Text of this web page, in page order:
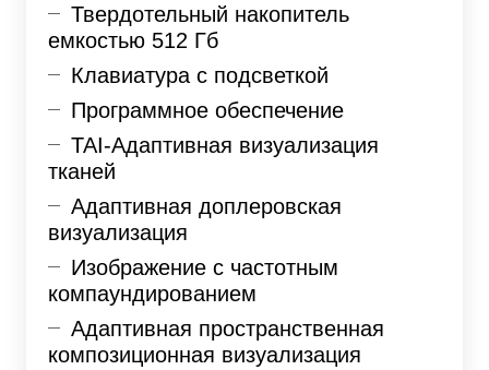
Твердотельный накопитель
емкостью 512 Гб
Клавиатура с подсветкой
Программное обеспечение
TAI-Адаптивная визуализация
тканей
Адаптивная доплеровская
визуализация
Изображение с частотным
компаундированием
Адаптивная пространственная
композиционная визуализация